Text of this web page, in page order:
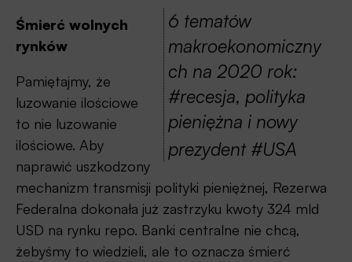
6 tematów
makroekonomiczny
ch na 2020 rok:
#recesja, polityka
pieniężna i nowy
prezydent #USA
Śmierć wolnych
rynków
Pamiętajmy, że
luzowanie ilościowe
to nie luzowanie
ilościowe. Aby
naprawić uszkodzony
mechanizm transmisji polityki pieniężnej, Rezerwa
Federalna dokonała już zastrzyku kwoty 324 mld
USD na rynku repo. Banki centralne nie chcą,
żebyśmy to wiedzieli, ale to oznacza śmierć